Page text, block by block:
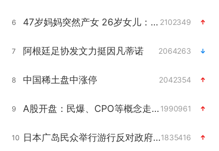
6 47岁妈妈突然产女 26岁女儿：很震惊 2102349
7 阿根廷足协发文力挺因凡蒂诺 2064263
8 中国稀土盘中涨停 2042354
9 A股开盘：民爆、CPO等概念走强 1990961
10 日本广岛民众举行游行反对政府行径1835416